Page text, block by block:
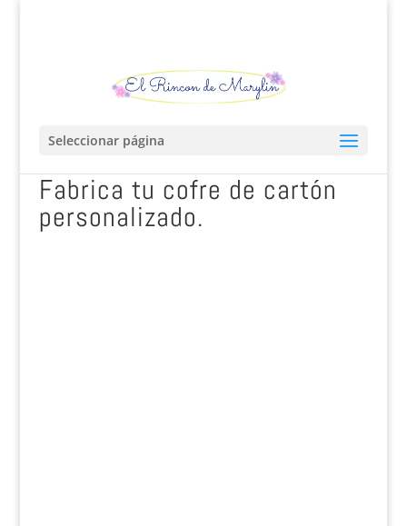
Seleccionar página
Fabrica tu cofre de cartón
personalizado.